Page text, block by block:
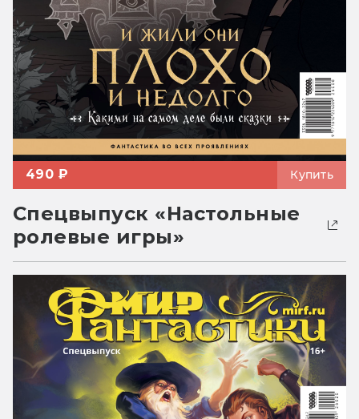
490 ₽ Купить
Спецвыпуск «Настольные
ролевые игры»